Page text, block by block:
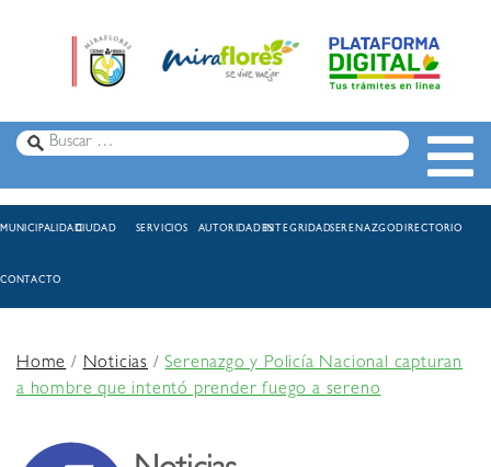
MUNICIPALIDADCIUDAD SERVICIOS AUTORIDADESINTEGRIDADSERENAZGODIRECTORIO
CONTACTO
Home/Noticias /Serenazgo y Policía Nacional capturan
a hombre que intentó prender fuego a sereno